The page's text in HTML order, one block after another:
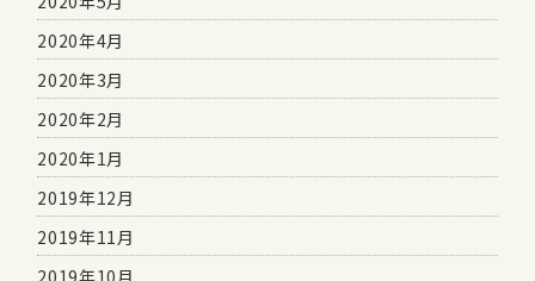
2020年4月
2020年3月
2020年2月
2020年1月
2019年12月
2019年11月
2019年10月